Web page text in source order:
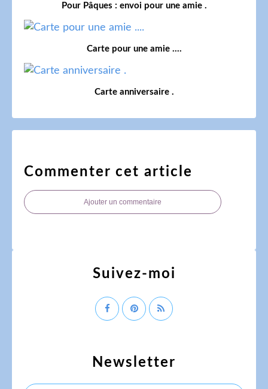
Pour Pâques : envoi pour une amie .
Carte pour une amie ....
Carte anniversaire .
Commenter cet article
Ajouter un commentaire
Newsletter
Suivez-moi